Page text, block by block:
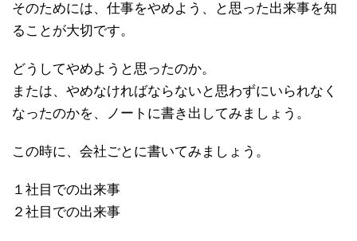
そのためには、仕事をやめよう、と思った出来事を知
ることが大切です。
どうしてやめようと思ったのか。
または、やめなければならないと思わずにいられなく
なったのかを、ノートに書き出してみましょう。
この時に、会社ごとに書いてみましょう。
１社目での出来事
２社目での出来事